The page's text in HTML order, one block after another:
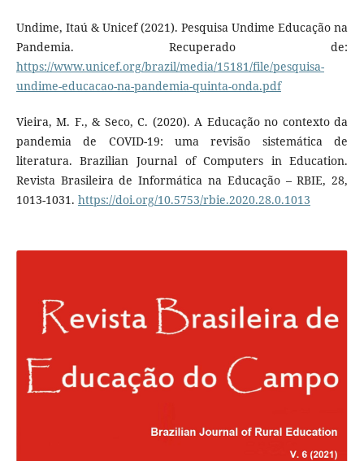
Undime, Itaú & Unicef (2021). Pesquisa Undime Educação na
Pandemia. Recuperado de:
https://www.unicef.org/brazil/media/15181/file/pesquisa-
undime-educacao-na-pandemia-quinta-onda.pdf
Vieira, M. F., & Seco, C. (2020). A Educação no contexto da
pandemia de COVID-19: uma revisão sistemática de
literatura. Brazilian Journal of Computers in Education.
Revista Brasileira de Informática na Educação – RBIE, 28,
1013-1031. https://doi.org/10.5753/rbie.2020.28.0.1013